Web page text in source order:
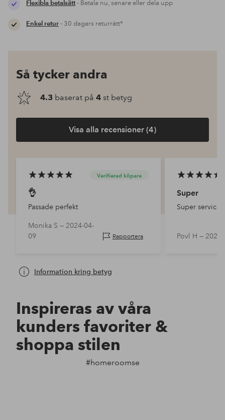
Flexibla betalsätt- Betala nu, senare eller dela upp
Enkel retur- 30 dagars returrätt*
Så tycker andra
4.3 baserat på 4 st betyg
Visa alla recensioner (4)
Verifierad köpare
👌
Passade perfekt
Monika S — 2024-04-
09
Rapportera
Super
Super service
Povl H —
Information kring betyg
Inspireras av våra
kunders favoriter &
shoppa stilen
#homeroomse